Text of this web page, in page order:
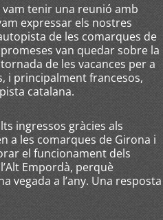
vam tenir una reunió amb
expressar els nostres
de les comarques de
van quedar sobre la
de les vacances per a
i principalment francesos,
catalana.
ingressos gràcies als
a les comarques de Girona i
el funcionament dels
Empordà, perquè
vegada a l’any. Una resposta